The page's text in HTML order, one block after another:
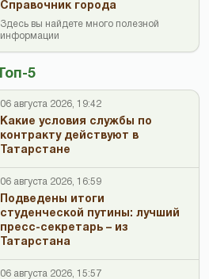
Топ-5
06 августа 2026, 19:42
Какие условия службы по
контракту действуют в
Татарстане
06 августа 2026, 16:59
Подведены итоги
студенческой путины: лучший
пресс-секретарь – из
Татарстана
06 августа 2026, 15:57
Справочник города
Здесь вы найдете много полезной
информации